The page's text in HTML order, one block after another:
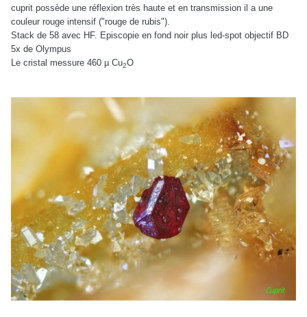
cuprit possède une réflexion très haute et en transmission il a une
couleur rouge intensif ("rouge de rubis").
Stack de 58 avec HF. Episcopie en fond noir plus led-spot objectif BD
5x de Olympus
Le cristal messure 460 µ Cu2O